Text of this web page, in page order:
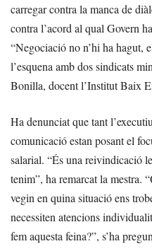
carregar contra la manca de
contra l’acord al qual Govern
“Negociació no n’hi ha hagut,
l’esquena amb dos sindicats
Bonilla, docent l’Institut Baix
Ha denunciat que tant
comunicació estan posant el
salarial. “És una reivindicació
tenim”, ha remarcat la mestra.
vegin en quina situació ens
necessiten atencions
fem aquesta feina?”, s’ha